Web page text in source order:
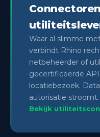
Waar al slimme
verbindt Rhino
netbeheerder of
gecertificeerde
locatiebezoek.
autorisatie stroomt.
Bekijk